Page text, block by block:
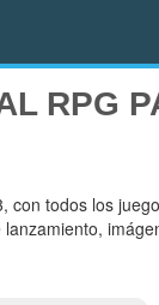
RPG
con todos los